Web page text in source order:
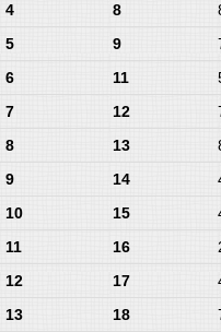
4 8
5 9
6 11
7 12
8 13
9 14
10 15
11 16
12 17
13 18